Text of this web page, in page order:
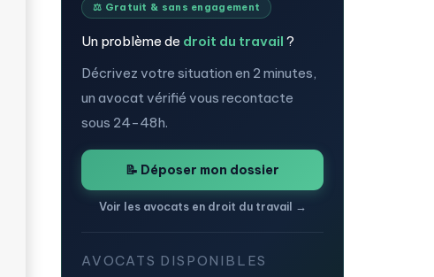
⚖️ Gratuit & sans engagement
Un problème de droit du travail ?
Décrivez votre situation en 2 minutes,
un avocat vérifié vous recontacte
sous 24-48h.
📝 Déposer mon dossier
Voir les avocats en droit du travail →
AVOCATS DISPONIBLES